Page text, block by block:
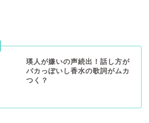
瑛人が嫌いの声続出！話し方が
バカっぽいし香水の歌詞がムカ
つく？